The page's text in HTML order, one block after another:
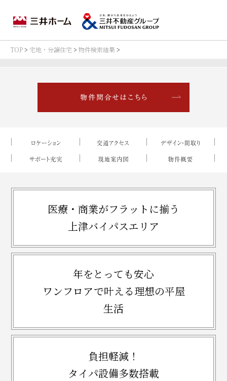
TOP> 宅地・分譲住宅 > 物件検索結果>
医療・商業がフラットに揃う
上津バイパスエリア
年をとっても安心
ワンフロアで叶える理想の平屋
生活
負担軽減！
タイパ設備多数搭載